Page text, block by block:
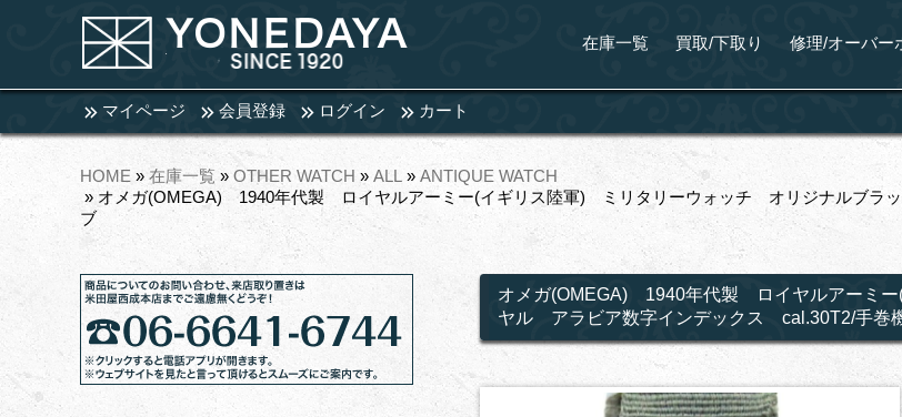
在庫一覧 買取/下取り 修理/オーバー
マイページ 会員登録 ログイン カート
HOME » 在庫一覧 » OTHER WATCH » ALL » ANTIQUE WATCH
» オメガ(OMEGA) 1940年代製 ロイヤルアーミー(イギリス陸軍) ミリタリーウォッチ オリジナルブラ
ブ
オメガ(OMEGA) 1940年代製 ロイヤルアーミ
ヤル アラビア数字インデックス cal.30T2/手巻